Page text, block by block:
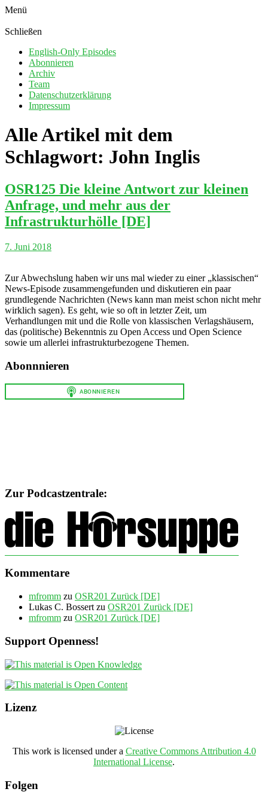
Menü
Schließen
English-Only Episodes
Abonnieren
Archiv
Team
Datenschutzerklärung
Impressum
Alle Artikel mit dem
Schlagwort: John Inglis
OSR125 Die kleine Antwort zur kleinen
Anfrage, und mehr aus der
Infrastrukturhölle [DE]
7. Juni 2018
Zur Abwechslung haben wir uns mal wieder zu einer „klassischen“
News-Episode zusammengefunden und diskutieren ein paar
grundlegende Nachrichten (News kann man meist schon nicht mehr
wirklich sagen). Es geht, wie so oft in letzter Zeit, um
Verhandlungen mit und die Rolle von klassischen Verlagshäusern,
das (politische) Bekenntnis zu Open Access und Open Science
sowie um allerlei infrastrukturbezogene Themen.
Abonnnieren
Zur Podcastzentrale:
Kommentare
mfromm zu OSR201 Zurück [DE]
Lukas C. Bossert zu OSR201 Zurück [DE]
mfromm zu OSR201 Zurück [DE]
Support Openness!
Lizenz
This work is licensed under a Creative Commons Attribution 4.0
International License.
Folgen